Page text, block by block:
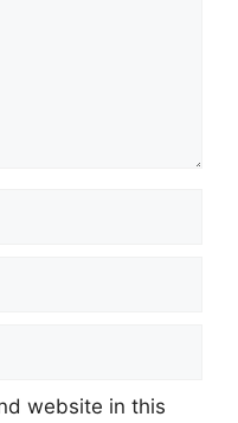
website in this